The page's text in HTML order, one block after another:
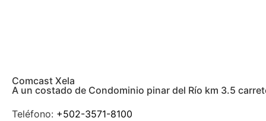
Comcast Xela
A un costado de Condominio pinar del Río km 3.5
Teléfono: +502-3571-8100